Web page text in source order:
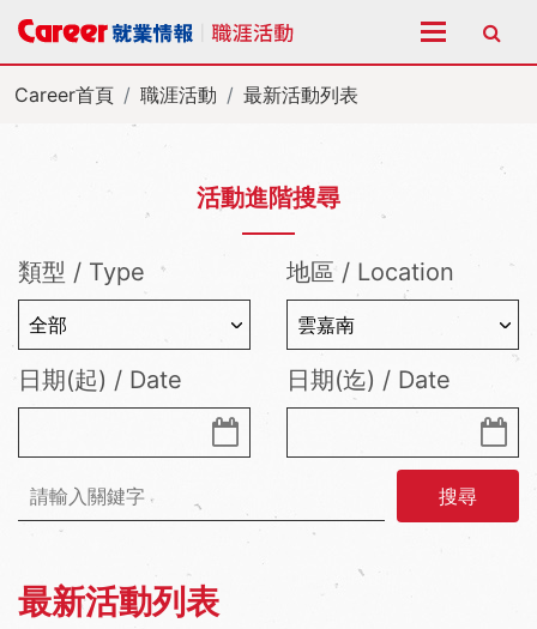
全站搜尋
Career首頁 職涯活動 最新活動列表
活動進階搜尋
類型 / Type 地區 / Location
日期(起) / Date 日期(迄) / Date
搜尋
最新活動列表